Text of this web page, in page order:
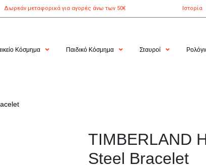
Δωρεάν μεταφορικά για αγορές άνω των 50€ Ιστορία
Κόσμημα Παιδικό Κόσμημα Σταυροί
TIMBERLAND
Steel Bracelet